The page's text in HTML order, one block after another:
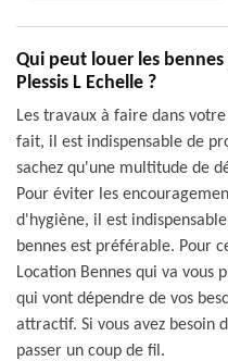
Qui peut louer les
Plessis L Echelle ?
Les travaux à faire dans
fait, il est indispensable de
sachez qu'une multitude de
Pour éviter les
d'hygiène, il est
bennes est préférable. Pour
Location Bennes qui va vous
qui vont dépendre de vos
attractif. Si vous avez besoin
passer un coup de fil.